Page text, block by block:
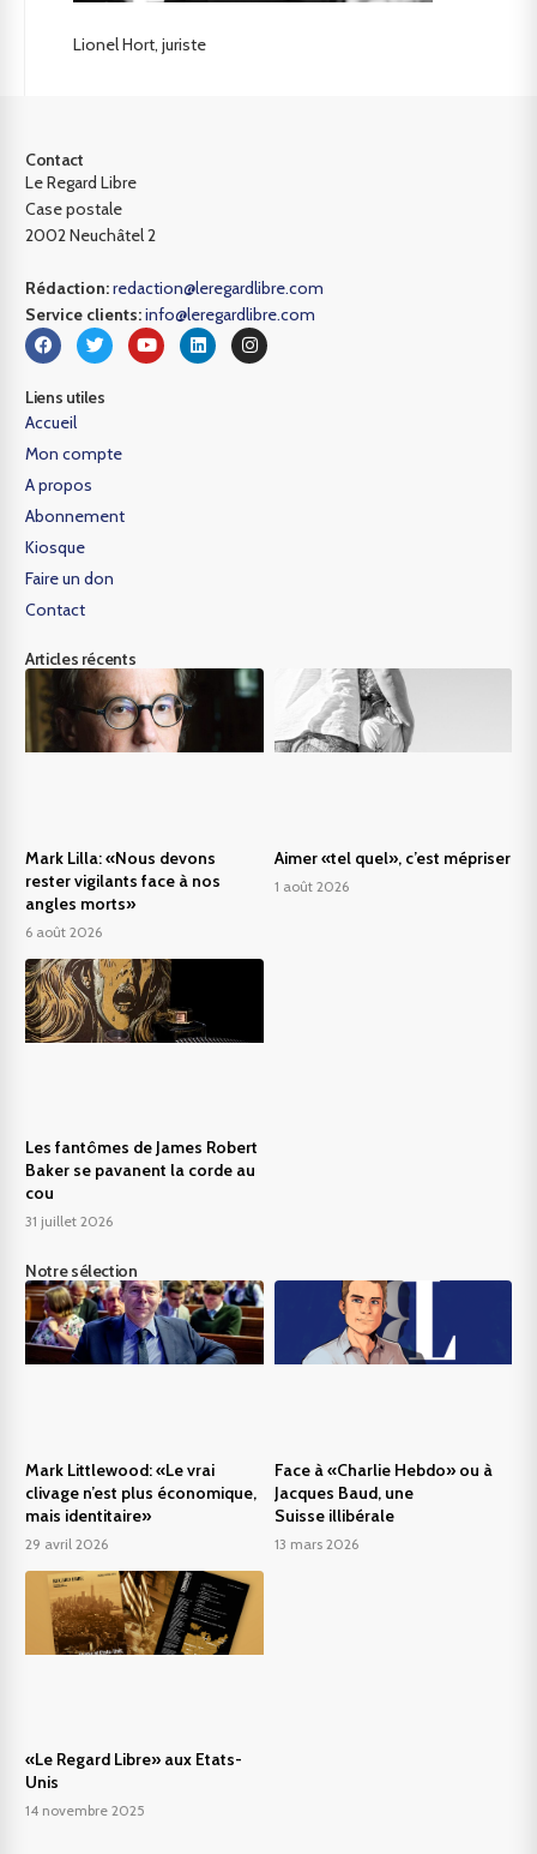
Lionel Hort, juriste
Contact
Le Regard Libre
Case postale
2002 Neuchâtel 2
Rédaction:redaction@leregardlibre.com
Service clients:info@leregardlibre.com
Liens utiles
Accueil
Mon compte
A propos
Abonnement
Kiosque
Faire un don
Contact
Articles récents
Mark Lilla: «Nous devons
rester vigilants face à nos
angles morts»
6 août 2026
Aimer «tel quel», c’est mépriser
1 août 2026
Les fantômes de James Robert
Baker se pavanent la corde au
cou
31 juillet 2026
Notre sélection
Mark Littlewood: «Le vrai
clivage n’est plus économique,
mais identitaire»
29 avril 2026
Face à «Charlie Hebdo» ou à
Jacques Baud, une
Suisse illibérale
13 mars 2026
«Le Regard Libre» aux Etats-
Unis
14 novembre 2025